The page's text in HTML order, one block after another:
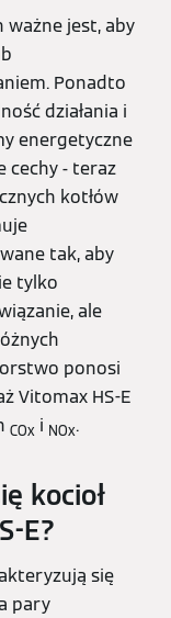
ważne jest, aby
Ponadto
działania i
energetyczne
cechy - teraz
kotłów
tak, aby
tylko
ale
ponosi
Vitomax HS-E
COx i NOx.
kocioł
E?
się
pary